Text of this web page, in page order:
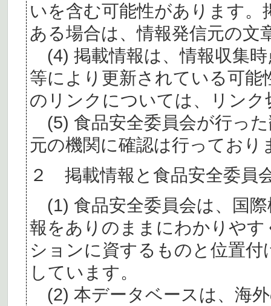
いを含む可能性があります。
ある場合は、情報発信元の文
(4) 掲載情報は、情報収集
等により更新されている可
のリンクについては、リン
(5) 食品安全委員会が行っ
元の機関に確認は行っており
２ 掲載情報と食品安全委員
(1) 食品安全委員会は、国
報をありのままにわかりや
ションに資するものと位置
しています。
(2) 本データベースは、海